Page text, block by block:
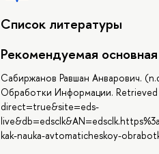
Список литературы
Рекомендуемая
Сабиржанов Равшан Анварович.
Обработки Информации.
direct=true&site=eds-
kak-nauka-avtomaticheskoy-